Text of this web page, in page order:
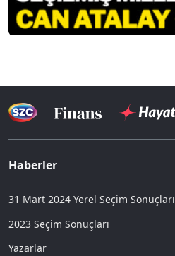
Haberler
31 Mart 2024 Yerel Seçim Sonuçları
2023 Seçim Sonuçları
Yazarlar